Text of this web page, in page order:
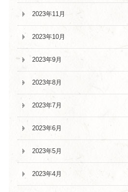
2023年11月
2023年10月
2023年9月
2023年8月
2023年7月
2023年6月
2023年5月
2023年4月